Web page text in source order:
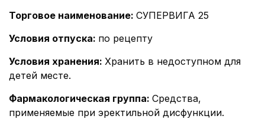
Торговое наименование: СУПЕРВИГА 25
Условия отпуска: по рецепту
Условия хранения: Хранить в недоступном для
детей месте.
Фармакологическая группа: Средства,
применяемые при эректильной дисфункции.